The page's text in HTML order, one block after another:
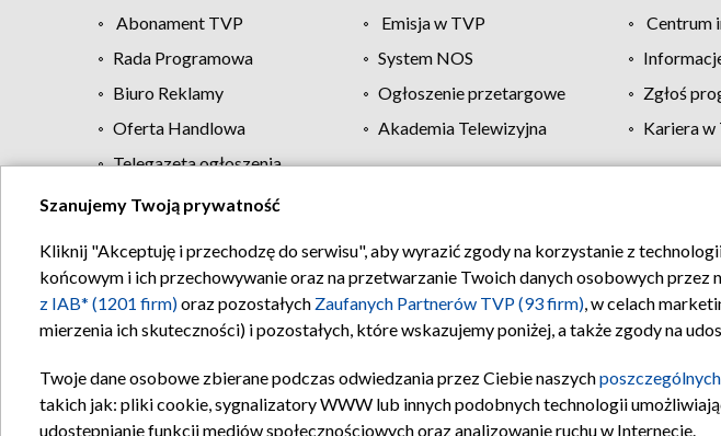
Abonament TVP Emisja w TVP Centrum
Rada Programowa
System NOS
Biuro Reklamy
Ogłoszenie przetargowe Zgłoś
Oferta Handlowa
Akademia Telewizyjna Kariera w
Telegazeta ogłoszenia
Regulamin TVP Polityka prywatności
Szanujemy Twoją prywatność
Kliknij "Akceptuję i przechodzę do serwisu", aby wyrazić zgody na korzystanie z
końcowym i ich przechowywanie oraz na przetwarzanie Twoich danych osobowych przez
z IAB* (1201 firm)oraz pozostałych Zaufanych Partnerów TVP (93 firm), w celach
mierzenia ich skuteczności) i pozostałych, które wskazujemy poniżej, a także zgody na
Twoje dane osobowe zbierane podczas odwiedzania przez Ciebie naszych
takich jak: pliki cookie, sygnalizatory WWW lub innych podobnych technologii
udostępnianie funkcji mediów społecznościowych oraz analizowanie ruchu w Internecie.